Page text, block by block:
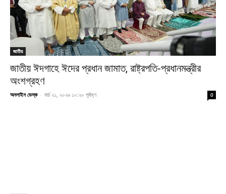
জাতীয়
জাতীয় ঈদগাহে ঈদের প্রধান জামাত, রাষ্ট্রপতি-প্রধানমন্ত্রীর
অংশগ্রহণ
অনলাইন ডেস্ক - মার্চ ২১, ২০২৬ ১০:২০ পূর্বাহ্ণ 0